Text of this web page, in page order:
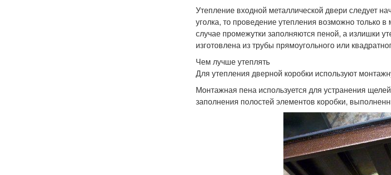
Утепление входной металлической двери следует
уголка, то проведение утепления возможно только
случае промежутки заполняются пеной, а излишки
изготовлена из трубы прямоугольного или
Чем лучше утеплять
Для утепления дверной коробки используют
Монтажная пена используется для устранения
заполнения полостей элементов коробки,